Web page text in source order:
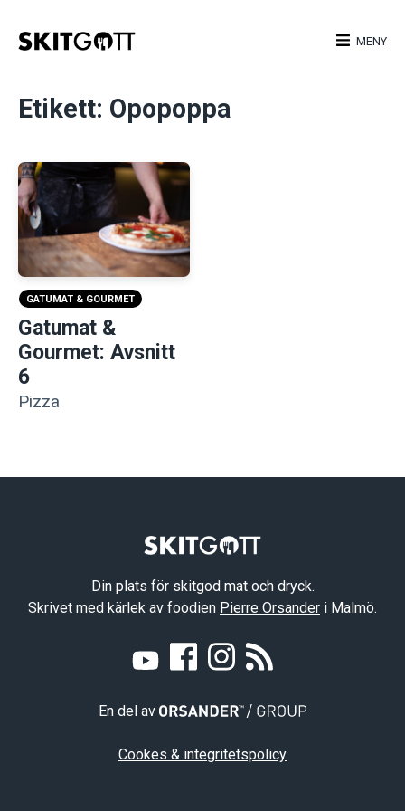
MENY
Etikett: Opopoppa
GATUMAT & GOURMET
Gatumat &
Gourmet: Avsnitt
6
Pizza
Din plats för skitgod mat och dryck.
Skrivet med kärlek av foodien Pierre Orsander i Malmö.
En del av
Cookes & integritetspolicy